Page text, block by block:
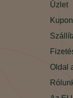
Üzlet
Oldal